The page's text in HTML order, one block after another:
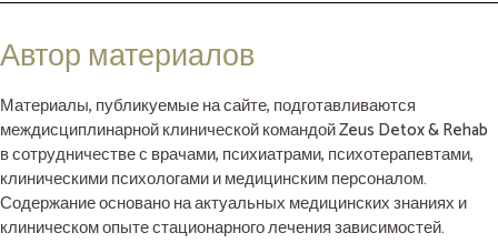
Автор материалов
Материалы, публикуемые на сайте, подготавливаются
междисциплинарной клинической командой Zeus Detox & Rehab
в сотрудничестве с врачами, психиатрами, психотерапевтами,
клиническими психологами и медицинским персоналом.
Содержание основано на актуальных медицинских знаниях и
клиническом опыте стационарного лечения зависимостей.